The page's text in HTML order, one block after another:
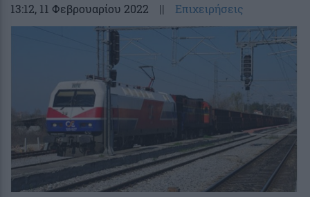
13:12, 11 Φεβρουαρίου 2022 || Επιχειρήσεις